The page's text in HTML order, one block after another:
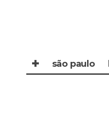
✚ são paulo